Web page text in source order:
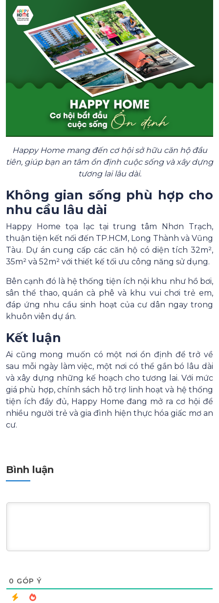
Happy Home mang đến cơ hội sở hữu căn hộ đầu
tiên, giúp bạn an tâm ổn định cuộc sống và xây dựng
tương lai lâu dài.
Không gian sống phù hợp cho
nhu cầu lâu dài
Happy Home tọa lạc tại trung tâm Nhơn Trạch,
thuận tiện kết nối đến TP.HCM, Long Thành và Vũng
Tàu. Dự án cung cấp các căn hộ có diện tích 32m²,
35m² và 52m² với thiết kế tối ưu công năng sử dụng.
Bên cạnh đó là hệ thống tiện ích nội khu như hồ bơi,
sân thể thao, quán cà phê và khu vui chơi trẻ em,
đáp ứng nhu cầu sinh hoạt của cư dân ngay trong
khuôn viên dự án.
Kết luận
Ai cũng mong muốn có một nơi ổn định để trở về
sau mỗi ngày làm việc, một nơi có thể gắn bó lâu dài
và xây dựng những kế hoạch cho tương lai. Với mức
giá phù hợp, chính sách hỗ trợ linh hoạt và hệ thống
tiện ích đầy đủ, Happy Home đang mở ra cơ hội để
nhiều người trẻ và gia đình hiện thực hóa giấc mơ an
cư.
Bình luận
0 GÓP Ý